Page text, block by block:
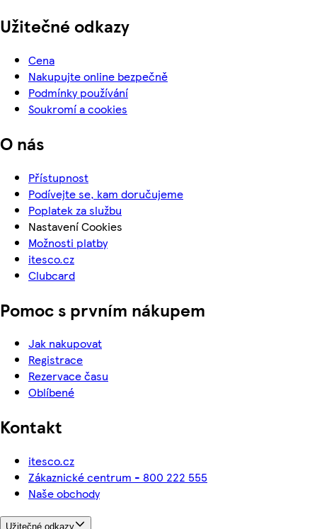
Užitečné odkazy
Cena
Nakupujte online bezpečně
Podmínky používání
Soukromí a cookies
O nás
Přístupnost
Podívejte se, kam doručujeme
Poplatek za službu
Nastavení Cookies
Možnosti platby
itesco.cz
Clubcard
Pomoc s prvním nákupem
Jak nakupovat
Registrace
Rezervace času
Oblíbené
Kontakt
itesco.cz
Zákaznické centrum - 800 222 555
Naše obchody
Užitečné odkazy